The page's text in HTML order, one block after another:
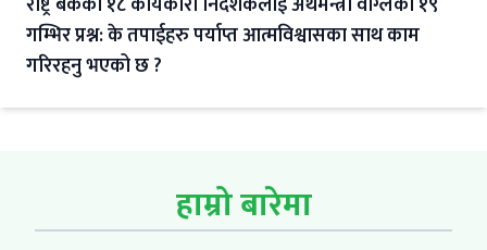
गम्भिर प्रश्न: के तपाईहरु पर्याप्त आत्मविश्वासका साथ काम
गरिरहनु भएको छ ?
हाम्रो बारेमा